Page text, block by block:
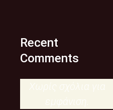
Recent
Comments
Χωρίς σχόλια για
εμφάνιση.